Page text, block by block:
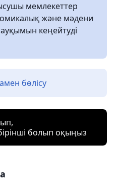
мемлекеттер
және мәдени
кеңейтуді
бөлісу
болып оқыңыз